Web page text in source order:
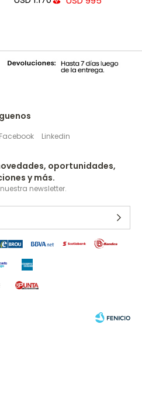
Facebook Linkedin
oportunidades,
y más.
newsletter.